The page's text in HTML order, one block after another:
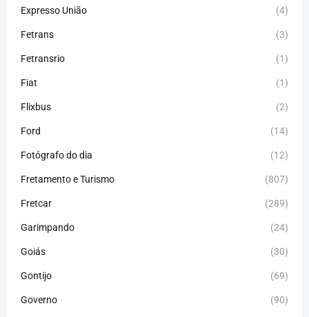
Expresso União (4)
Fetrans (3)
Fetransrio (1)
Fiat (1)
Flixbus (2)
Ford (14)
Fotógrafo do dia (12)
Fretamento e Turismo (807)
Fretcar (289)
Garimpando (24)
Goiás (30)
Gontijo (69)
Governo (90)